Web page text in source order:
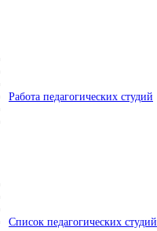
Работа педагогических студий
Список педагогических студий